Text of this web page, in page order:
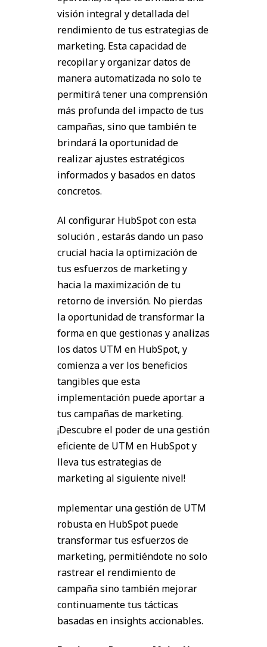
visión integral y detallada del
rendimiento de tus estrategias de
marketing. Esta capacidad de
recopilar y organizar datos de
manera automatizada no solo te
permitirá tener una comprensión
más profunda del impacto de tus
campañas, sino que también te
brindará la oportunidad de
realizar ajustes estratégicos
informados y basados en datos
concretos.
Al configurar HubSpot con esta
solución , estarás dando un paso
crucial hacia la optimización de
tus esfuerzos de marketing y
hacia la maximización de tu
retorno de inversión. No pierdas
la oportunidad de transformar la
forma en que gestionas y analizas
los datos UTM en HubSpot, y
comienza a ver los beneficios
tangibles que esta
implementación puede aportar a
tus campañas de marketing.
¡Descubre el poder de una gestión
eficiente de UTM en HubSpot y
lleva tus estrategias de
marketing al siguiente nivel!
mplementar una gestión de UTM
robusta en HubSpot puede
transformar tus esfuerzos de
marketing, permitiéndote no solo
rastrear el rendimiento de
campaña sino también mejorar
continuamente tus tácticas
basadas en insights accionables.